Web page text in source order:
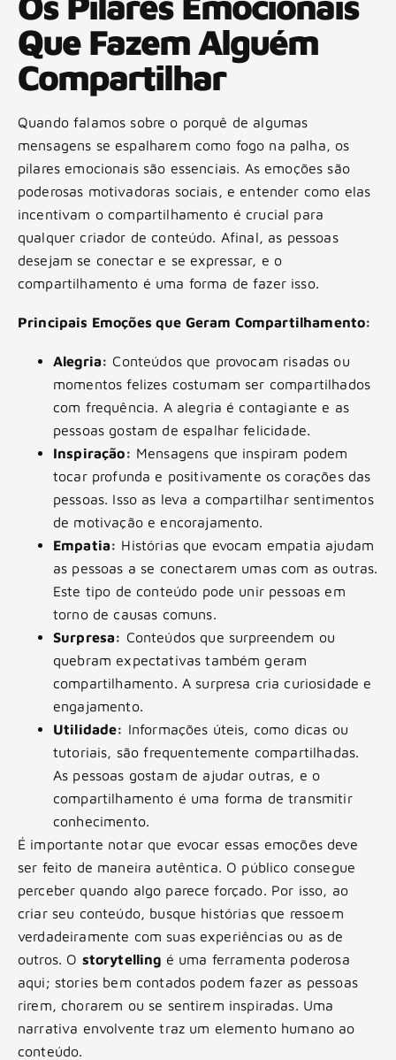
Que Fazem Alguém
Compartilhar
Quando falamos sobre o porquê de algumas
mensagens se espalharem como fogo na palha, os
pilares emocionais são essenciais. As emoções são
poderosas motivadoras sociais, e entender como elas
incentivam o compartilhamento é crucial para
qualquer criador de conteúdo. Afinal, as pessoas
desejam se conectar e se expressar, e o
compartilhamento é uma forma de fazer isso.
Principais Emoções que Geram Compartilhamento:
Alegria: Conteúdos que provocam risadas ou
momentos felizes costumam ser compartilhados
com frequência. A alegria é contagiante e as
pessoas gostam de espalhar felicidade.
Inspiração: Mensagens que inspiram podem
tocar profunda e positivamente os corações das
pessoas. Isso as leva a compartilhar sentimentos
de motivação e encorajamento.
Empatia: Histórias que evocam empatia ajudam
as pessoas a se conectarem umas com as outras.
Este tipo de conteúdo pode unir pessoas em
torno de causas comuns.
Surpresa: Conteúdos que surpreendem ou
quebram expectativas também geram
compartilhamento. A surpresa cria curiosidade e
engajamento.
Utilidade: Informações úteis, como dicas ou
tutoriais, são frequentemente compartilhadas.
As pessoas gostam de ajudar outras, e o
compartilhamento é uma forma de transmitir
conhecimento.
É importante notar que evocar essas emoções deve
ser feito de maneira autêntica. O público consegue
perceber quando algo parece forçado. Por isso, ao
criar seu conteúdo, busque histórias que ressoem
verdadeiramente com suas experiências ou as de
outros. O storytelling é uma ferramenta poderosa
aqui; stories bem contados podem fazer as pessoas
rirem, chorarem ou se sentirem inspiradas. Uma
narrativa envolvente traz um elemento humano ao
conteúdo.